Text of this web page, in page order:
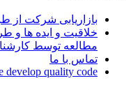
بازاریابی شرکت
خلاقیت و ایده ها و
مطالعه توسط
تماس با ما
develop quality code